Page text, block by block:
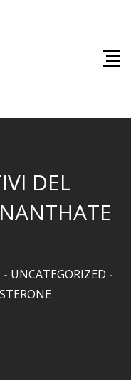
DEL
- UNCATEGORIZED -